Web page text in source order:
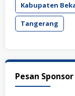
Kabupaten
Tangerang
Pesan Sponsor